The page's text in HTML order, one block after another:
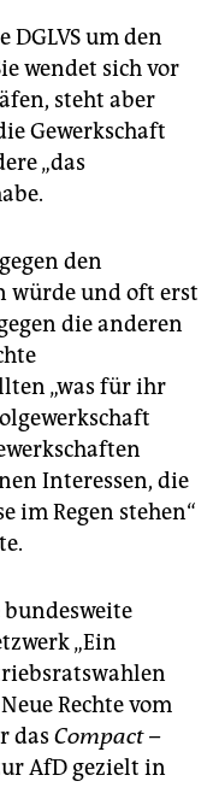
DGLVS um den
wendet sich vor
steht aber
Gewerkschaft
„das
den
würde und oft erst
die anderen
„was für ihr
Interessen, die
im Regen stehen“
„Ein
Rechte vom
das Compact –
AfD gezielt in